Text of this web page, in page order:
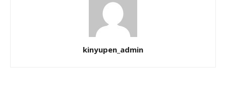
kinyupen_admin